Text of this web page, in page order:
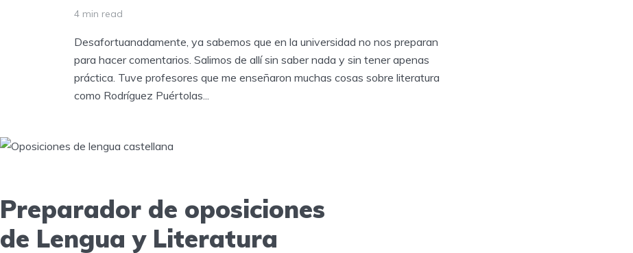
4 min read
Desafortuanadamente, ya sabemos que en la universidad no nos preparan
para hacer comentarios. Salimos de allí sin saber nada y sin tener apenas
práctica. Tuve profesores que me enseñaron muchas cosas sobre literatura
como Rodríguez Puértolas...
Preparador de oposiciones
de Lengua y Literatura